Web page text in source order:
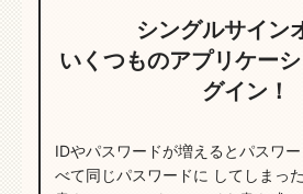
シングルサイン
いくつものアプリケー
グイン！
IDやパスワードが増えるとパスワ
べて同じパスワードに してしまっ